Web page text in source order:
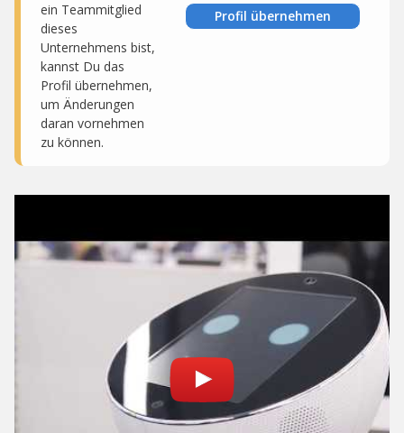
ein Teammitglied
dieses
Unternehmens bist,
kannst Du das
Profil übernehmen,
um Änderungen
daran vornehmen
zu können.
Profil übernehmen